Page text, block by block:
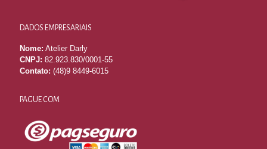
DADOS EMPRESARIAIS
Nome: Atelier Darly
CNPJ: 82.923.830/0001-55
Contato: (48)9 8449-6015
PAGUE COM